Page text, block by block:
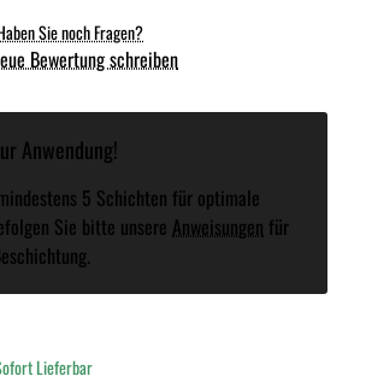
Sie noch Fragen?
Anwendung!
5 Schichten für optimale
Sie bitte unsere Anweisungen für
Lieferbar
Bewertung schreiben